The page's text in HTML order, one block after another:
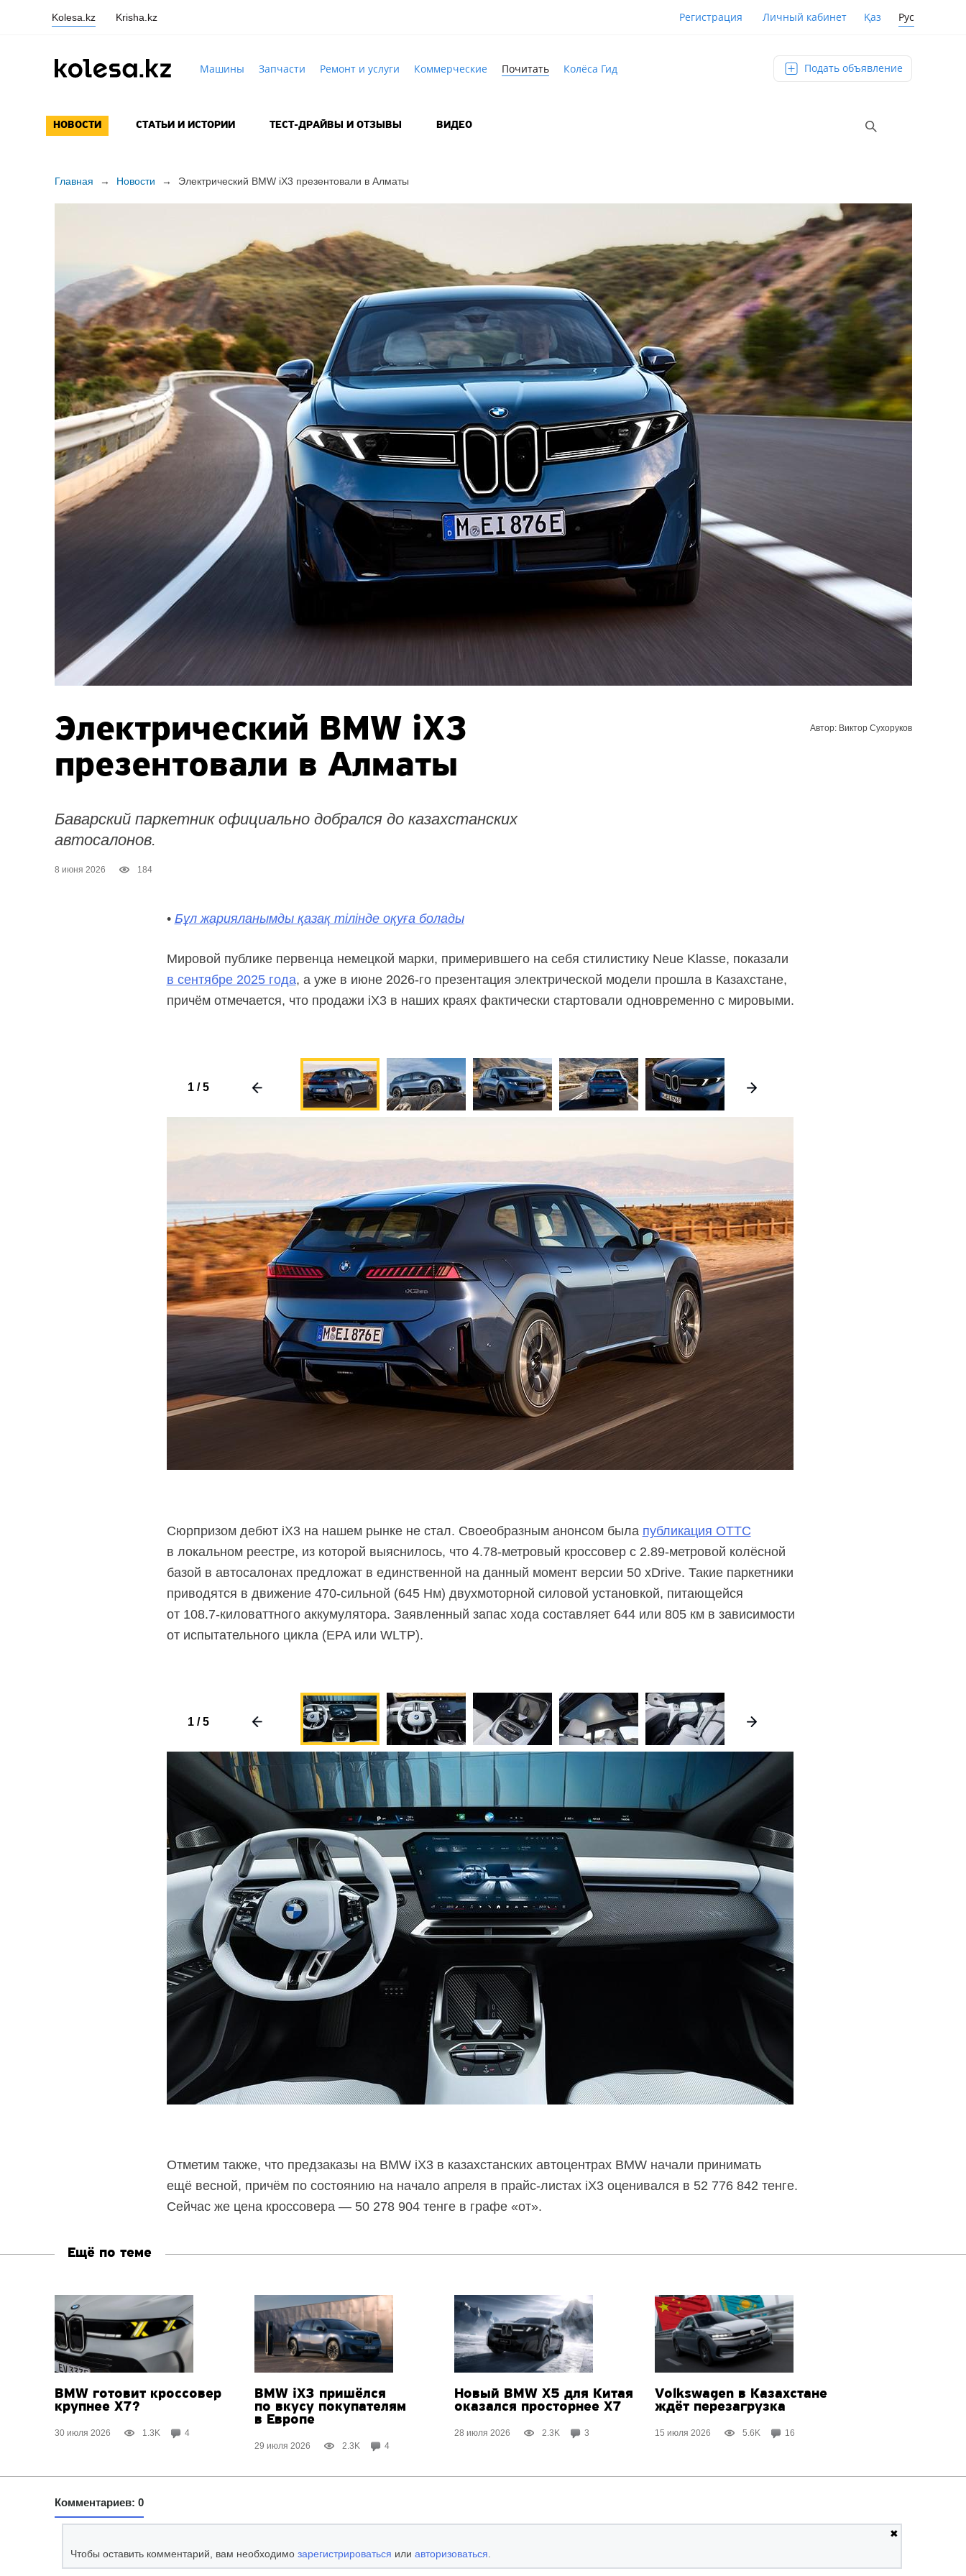
Kolesa.kz Krisha.kz Регистрация Личный кабинет Қаз Рус
Машины Запчасти Ремонт и услуги Коммерческие Почитать Колёса Гид Подать объявление
НОВОСТИ СТАТЬИ И ИСТОРИИ ТЕСТ-ДРАЙВЫ И ОТЗЫВЫ ВИДЕО
Главная → Новости → Электрический BMW iX3 презентовали в Алматы
Электрический BMW iX3
презентовали в Алматы
Баварский паркетник официально добрался до казахстанских
автосалонов.
8 июня 2026 184
Автор: Виктор Сухоруков
• Бұл жарияланымды қазақ тілінде оқуға болады
Мировой публике первенца немецкой марки, примерившего на себя стилистику Neue Klasse, показали
в сентябре 2025 года, а уже в июне 2026-гопрезентация электрической модели прошла в Казахстане,
причём отмечается, что продажи iX3 в наших краях фактически стартовали одновременно с мировыми.
1/5
Cюрпризом дебют iX3 на нашем рынке не стал. Своеобразным анонсом была публикация ОТТС
в локальном реестре, из которой выяснилось, что 4.78-метровый кроссовер с 2.89-метровой колёсной
базой в автосалонах предложат в единственной на данный момент версии 50 xDrive. Такие паркетники
приводятся в движение 470-сильной (645 Нм) двухмоторной силовой установкой, питающейся
от 108.7-киловаттногоаккумулятора. Заявленный запас хода составляет 644 или 805 км в зависимости
от испытательного цикла (EPA или WLTP).
1/5
Отметим также, что предзаказы на BMW iX3 в казахстанских автоцентрах BMW начали принимать
ещё весной, причём по состоянию на начало апреля в прайс-листахiX3 оценивался в 52 776 842 тенге.
Сейчас же цена кроссовера — 50 278 904 тенге в графе «от».
Ещё по теме
BMW готовит кроссовер
крупнее X7?
30 июля 2026 1.3K 4
BMW iX3 пришёлся
по вкусу покупателям
в Европе
29 июля 2026 2.3K 4
Новый BMW X5 для Китая
оказался просторнее X7
28 июля 2026 2.3K 3
Volkswagen в Казахстане
ждёт перезагрузка
15 июля 2026 5.6K 16
Комментариев: 0
✖
Чтобы оставить комментарий, вам необходимо зарегистрироваться или авторизоваться.